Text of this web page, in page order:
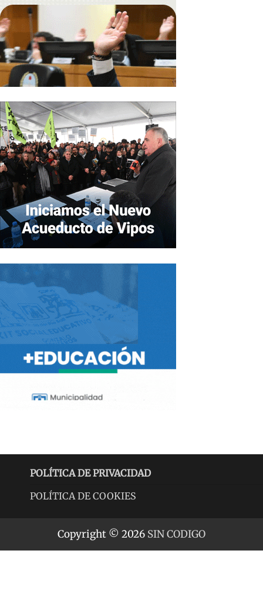
POLÍTICA DE PRIVACIDAD
POLÍTICA DE COOKIES
Copyright © 2026 SIN CODIGO